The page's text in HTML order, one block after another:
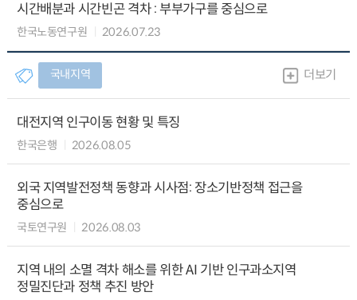
시간배분과 시간빈곤 격차 : 부부가구를 중심으로
한국노동연구원 2026.07.23
국내지역 더보기
대전지역 인구이동 현황 및 특징
한국은행 2026.08.05
외국 지역발전정책 동향과 시사점: 장소기반정책 접근을
중심으로
국토연구원 2026.08.03
지역 내의 소멸 격차 해소를 위한 AI 기반 인구과소지역
정밀진단과 정책 추진 방안